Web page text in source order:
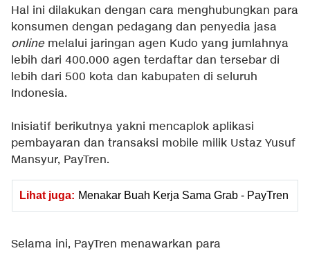
Hal ini dilakukan dengan cara menghubungkan para
konsumen dengan pedagang dan penyedia jasa
online melalui jaringan agen Kudo yang jumlahnya
lebih dari 400.000 agen terdaftar dan tersebar di
lebih dari 500 kota dan kabupaten di seluruh
Indonesia.
Inisiatif berikutnya yakni mencaplok aplikasi
pembayaran dan transaksi mobile milik Ustaz Yusuf
Mansyur, PayTren.
Lihat juga: Menakar Buah Kerja Sama Grab - PayTren
Selama ini, PayTren menawarkan para